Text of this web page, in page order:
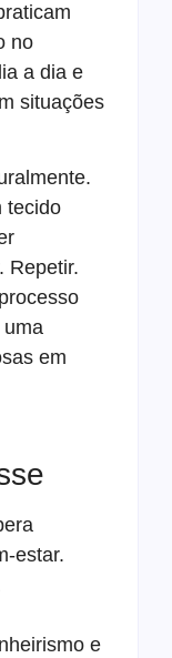
no
a dia e
situações
tecido
Repetir.
uma
em
estar.
e